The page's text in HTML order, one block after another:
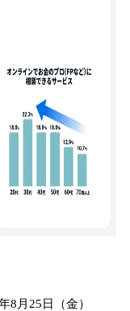
8月25日（金）